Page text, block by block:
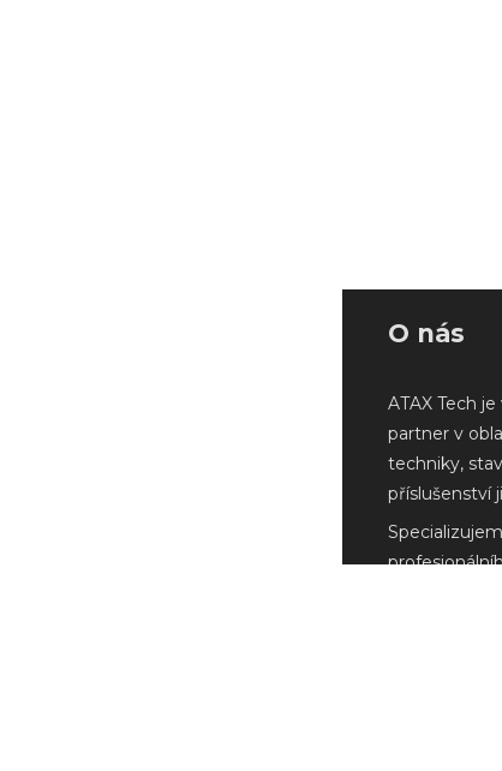
O nás
ATAX Tech
partner v
techniky,
příslušenství